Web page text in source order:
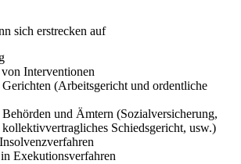
sich erstrecken auf
Interventionen
(Arbeitsgericht und ordentliche
und Ämtern (Sozialversicherung,
Schiedsgericht, usw.)
Exekutionsverfahren